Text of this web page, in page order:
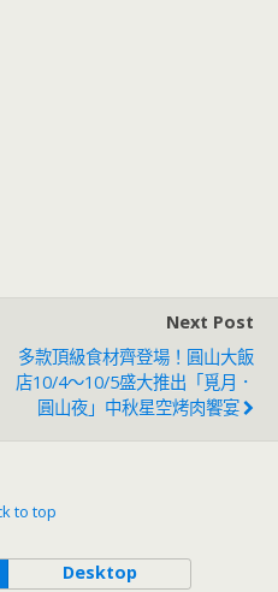
Next Post
多款頂級食材齊登場！圓山大飯
店10/4～10/5盛大推出「覓月．
圓山夜」中秋星空烤肉饗宴
to top
Desktop